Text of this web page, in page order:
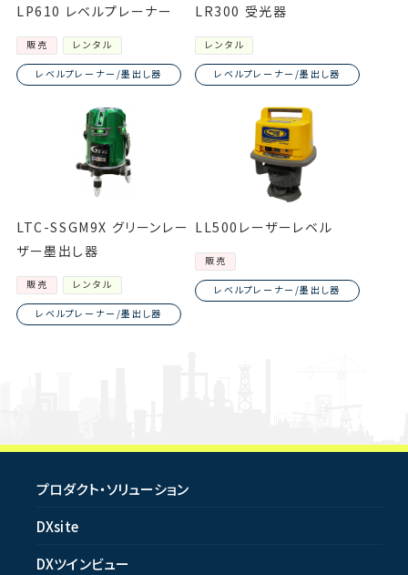
LP610 レベルプレーナー
販売 レンタル
レベルプレーナー/墨出し器
LR300 受光器
レンタル
レベルプレーナー/墨出し器
LTC-SSGM9X グリーンレー
ザー墨出し器
販売 レンタル
レベルプレーナー/墨出し器
LL500レーザーレベル
販売
レベルプレーナー/墨出し器
プロダクト・ソリューション
DXsite
DXツインビュー